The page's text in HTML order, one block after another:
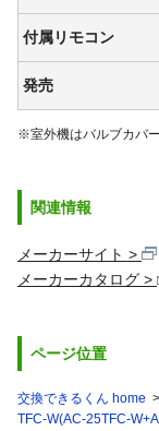
付属リモコン
発売
※室外機はバルブカバ
関連情報
メーカーサイト
メーカーカタログ
ページ位置
交換できるくん home
TFC-W(AC-25TFC-